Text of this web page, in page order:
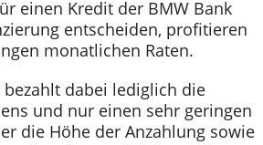
einen Kredit der BMW Bank
entscheiden, profitieren
monatlichen Raten.
dabei lediglich die
und nur einen sehr geringen
die Höhe der Anzahlung sowie